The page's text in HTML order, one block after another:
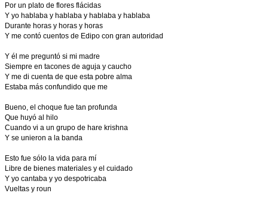
Por un plato de flores flácidas
Y yo hablaba y hablaba y hablaba y hablaba
Durante horas y horas y horas
Y me contó cuentos de Edipo con gran autoridad
Y él me preguntó si mi madre
Siempre en tacones de aguja y caucho
Y me di cuenta de que esta pobre alma
Estaba más confundido que me
Bueno, el choque fue tan profunda
Que huyó al hilo
Cuando vi a un grupo de hare krishna
Y se unieron a la banda
Esto fue sólo la vida para mí
Libre de bienes materiales y el cuidado
Y yo cantaba y yo despotricaba
Vueltas y roun